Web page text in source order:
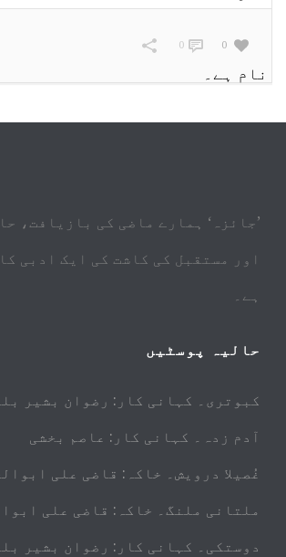
0
0
’جائزہ‘ ہمارے ماضی کی بازیافت،
اور مستقبل کی کاشت کی ایک ادبی
ہے۔
حالیہ پوسٹیں
کبوتری۔ کہانی کار: رضوان بشیر
آدم زدہ۔ کہانی کار: عاصم بخشی
غُصیلا درویش۔ خاکہ: قاضی علی
ملتانی ملنگ۔ خاکہ: قاضی علی
دوستکی۔ کہانی کار: رضوان بشیر